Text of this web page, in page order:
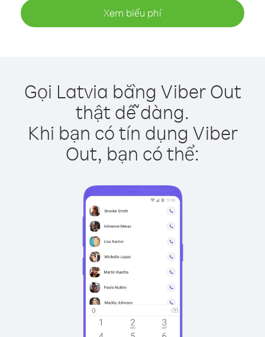
Xem biểu phí
Gọi Latvia bằng Viber Out
thật dễ dàng.
Khi bạn có tín dụng Viber
Out, bạn có thể: